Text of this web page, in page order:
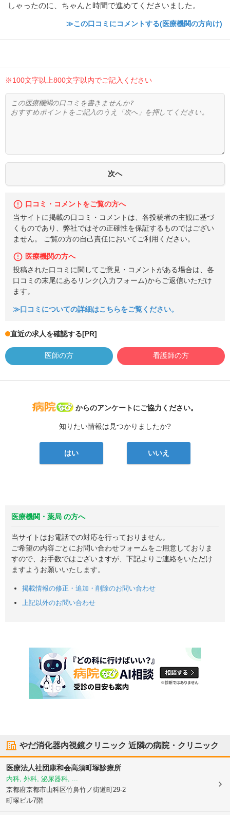
しゃったのに、ちゃんと時間で進めてくださいました。
≫この口コミにコメントする(医療機関の方向け)
※100文字以上800文字以内でご記入ください
口コミ・コメントをご覧の方へ
当サイトに掲載の口コミ・コメントは、各投稿者の主観に基づ
くものであり、弊社ではその正確性を保証するものではござい
ません。 ご覧の方の自己責任においてご利用ください。
医療機関の方へ
投稿された口コミに関してご意見・コメントがある場合は、各
口コミの末尾にあるリンク(入力フォーム)からご返信いただけ
ます。
≫口コミについての詳細はこちらをご覧ください。
直近の求人を確認する[PR]
医師の方 看護師の方
病院なび
からのアンケートにご協力ください。
知りたい情報は見つかりましたか?
はい いいえ
医療機関・薬局 の方へ
当サイトはお電話での対応を行っておりません。
ご希望の内容ごとにお問い合わせフォームをご用意しておりま
すので、お手数ではございますが、下記よりご連絡をいただけ
ますようお願いいたします。
掲載情報の修正・追加・削除のお問い合わせ
上記以外のお問い合わせ
やだ消化器内視鏡クリニック 近隣の病院・クリニック
医療法人社団康和会高須町塚診療所
内科, 外科, 泌尿器科, ...
京都府京都市山科区竹鼻竹ノ街道町29-2
町塚ビル7階